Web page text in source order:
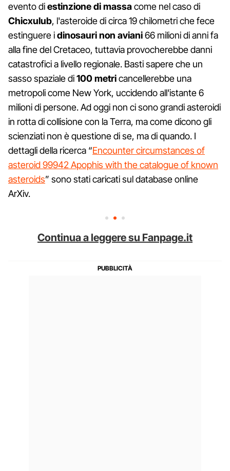
evento diestinzione di massacome nel caso di
Chicxulub, l'asteroide di circa 19 chilometri che fece
estinguere idinosauri non aviani66 milioni di anni fa
alla fine del Cretaceo, tuttavia provocherebbe danni
catastrofici a livello regionale. Basti sapere che un
sasso spaziale di100 metricancellerebbe una
metropoli come New York, uccidendo all'istante 6
milioni di persone. Ad oggi non ci sono grandi asteroidi
in rotta di collisione con la Terra, ma come dicono gli
scienziati non è questione di se, ma di quando. I
dettagli della ricerca “Encounter circumstances of
asteroid 99942 Apophis with the catalogue of known
asteroids” sono stati caricati sul database online
ArXiv.
Continua a leggere su Fanpage.it